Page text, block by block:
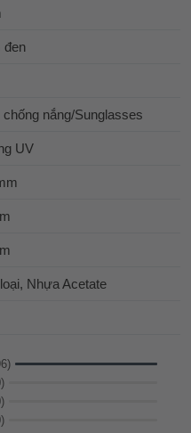
đen
chống nắng/Sunglasses
UV
Nhựa Acetate